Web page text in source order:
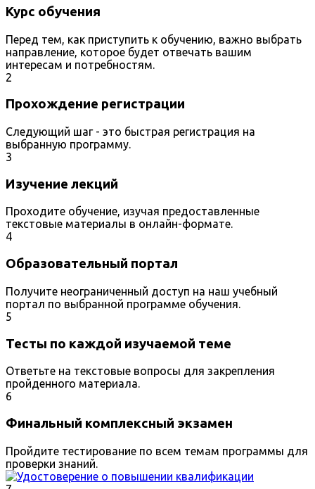
Курс обучения
Перед тем, как приступить к обучению, важно выбрать
направление, которое будет отвечать вашим
интересам и потребностям.
2
Прохождение регистрации
Следующий шаг - это быстрая регистрация на
выбранную программу.
3
Изучение лекций
Проходите обучение, изучая предоставленные
текстовые материалы в онлайн-формате.
4
Образовательный портал
Получите неограниченный доступ на наш учебный
портал по выбранной программе обучения.
5
Тесты по каждой изучаемой теме
Ответьте на текстовые вопросы для закрепления
пройденного материала.
6
Финальный комплексный экзамен
Пройдите тестирование по всем темам программы для
проверки знаний.